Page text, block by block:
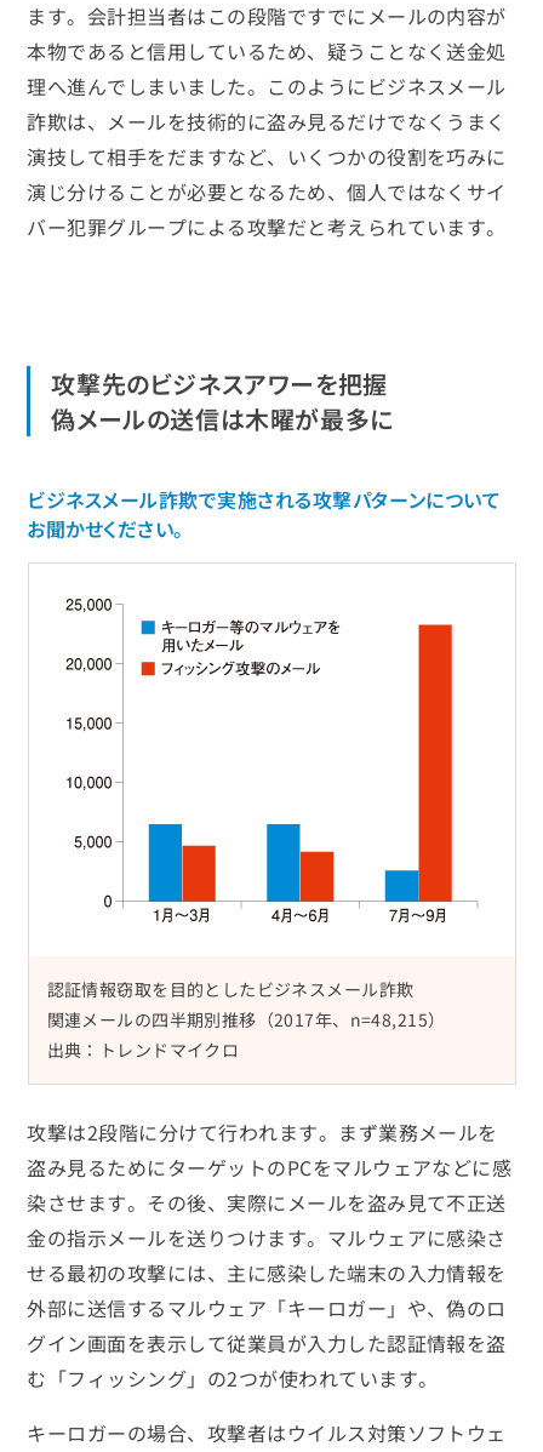
ます。会計担当者はこの段階ですでにメールの内容が
本物であると信用しているため、疑うことなく送金処
理へ進んでしまいました。このようにビジネスメール
詐欺は、メールを技術的に盗み見るだけでなくうまく
演技して相手をだますなど、いくつかの役割を巧みに
演じ分けることが必要となるため、個人ではなくサイ
バー犯罪グループによる攻撃だと考えられています。
攻撃先のビジネスアワーを把握
偽メールの送信は木曜が最多に
ビジネスメール詐欺で実施される攻撃パターンについて
お聞かせください。
認証情報窃取を目的としたビジネスメール詐欺
関連メールの四半期別推移（2017年、n=48,215）
出典：トレンドマイクロ
攻撃は2段階に分けて行われます。まず業務メールを
盗み見るためにターゲットのPCをマルウェアなどに感
染させます。その後、実際にメールを盗み見て不正送
金の指示メールを送りつけます。マルウェアに感染さ
せる最初の攻撃には、主に感染した端末の入力情報を
外部に送信するマルウェア「キーロガー」や、偽のロ
グイン画面を表示して従業員が入力した認証情報を盗
む「フィッシング」の2つが使われています。
キーロガーの場合、攻撃者はウイルス対策ソフトウェ